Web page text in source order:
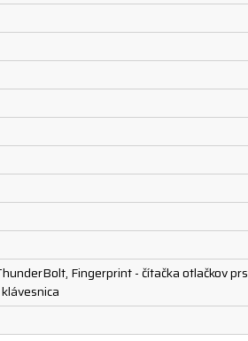
Fingerprint - čítačka otlačkov